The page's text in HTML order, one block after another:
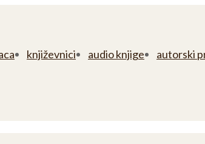
književnici audio knjige autorski